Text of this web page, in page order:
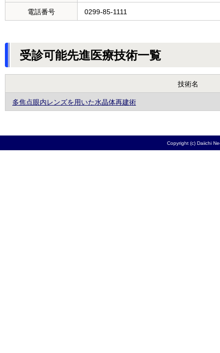
電話番号 0299-85-1111
受診可能先進医療技術一覧
技術名
多焦点眼内レンズを用いた水晶体再建術
Copyright (c) Daiichi